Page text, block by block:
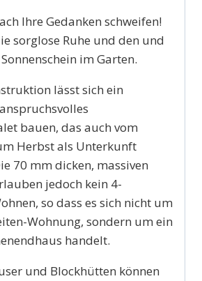
Ihre Gedanken schweifen!
sorglose Ruhe und den und
im Garten.
lässt sich ein
bauen, das auch vom
Herbst als Unterkunft
70 mm dicken, massiven
jedoch kein 4-
so dass es sich nicht um
Wohnung, sondern um ein
handelt.
und Blockhütten können